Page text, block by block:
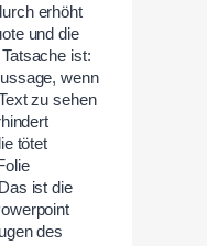
erhöht
und die
ist:
wenn
zu sehen
tötet
ist die
des